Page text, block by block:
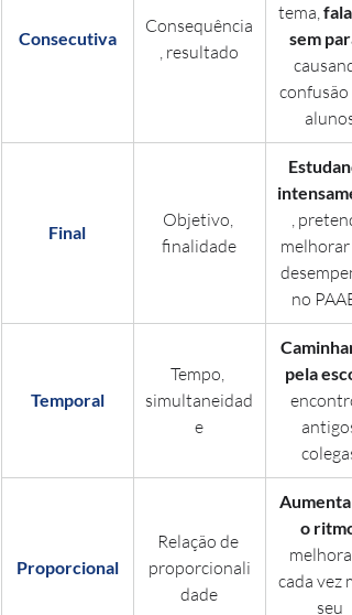
Consecutiva
Consequência
, resultado
tema,
sem
confusão
alunos.
Final
Objetivo,
finalidade
,
melhorar
no
Temporal
Tempo,
simultaneidad
e
pela
antigos
colegas.
Proporcional
Relação de
proporcionali
dade
o ritmo
cada vez
seu